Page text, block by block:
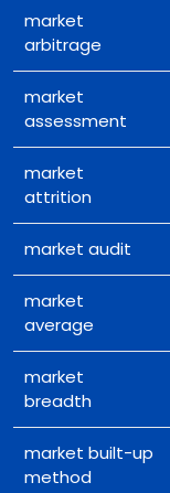
market
arbitrage
market
assessment
market
attrition
market audit
market
average
market
breadth
market built-up
method